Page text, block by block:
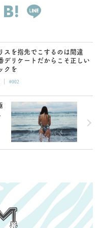
スを指先でこするのは間違
デリケートだからこそ正しい
クを
| #002